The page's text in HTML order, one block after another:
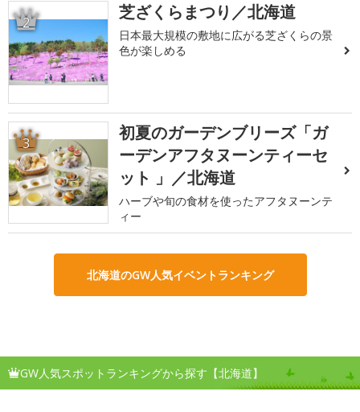
2 芝ざくらまつり／北海道
日本最大規模の敷地に広がる芝ざくらの景
色が楽しめる
3
初夏のガーデンブリーズ「ガ
ーデンアフタヌーンティーセ
ット 」／北海道
ハーブや旬の食材を使ったアフタヌーンテ
ィー
北海道のGW人気イベントランキング
GW人気スポットランキングから探す【北海道】